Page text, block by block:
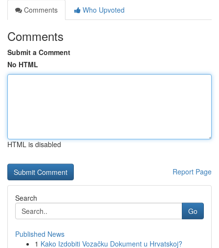
Comments
Who Upvoted
Comments
Submit a Comment
No HTML
HTML is disabled
Report Page
Search
Go
Published News
1 Kako Izdobiti Vozačku Dokument u Hrvatskoj?